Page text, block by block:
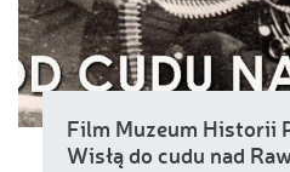
Film Muzeum Historii
Wisłą do cudu nad